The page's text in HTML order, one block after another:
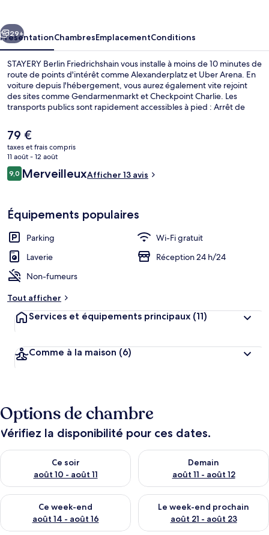
Suivant
29+
PrésentationChambresEmplacementConditions
STAYERY Berlin Friedrichshain vous installe à moins de 10 minutes de
route de points d'intérêt comme Alexanderplatz et Uber Arena. En
voiture depuis l'hébergement, vous aurez également vite rejoint
des sites comme Gendarmenmarkt et Checkpoint Charlie. Les
transports publics sont rapidement accessibles à pied : Arrêt de
Wismarplatz, à 5 min de marche à peine.
Le
prix
actuel
est
de
79 €
taxes et frais compris
11 août - 12 août
Avis
voyageurs
9,09,0 sur 10
MerveilleuxAfficher 13 avis
Équipements populaires
Parking
Wi-Fi gratuit
Laverie
Réception 24 h/24
Non-fumeurs
Tout afficher
Services et équipements principaux (11)
Comme à la maison (6)
Options de chambre
Vérifiez la disponibilité pour ces dates.
Ce soir
août 10 - août 11
Vérifier la disponibilité pour ce soir août 10 - août 11
Demain
août 11 - août 12
Vérifier la disponibilité pour
Ce week-end
août 14 - août 16
Vérifier la disponibilité pour ce week-end août 14 - août 16
Le week-end prochain
août 21 - août 23
Vérifier la disponibilité pour